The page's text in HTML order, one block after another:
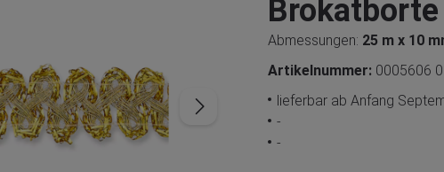
Abmessungen: 25 m x 10
Artikelnummer: 0005606
lieferbar ab Anfang
-
-